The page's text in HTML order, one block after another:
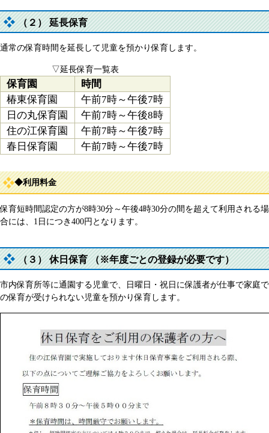
（２） 延長保育
通常の保育時間を延長して児童を預かり保育します。
▽延長保育一覧表
保育園
時間
椿東保育園
午前7時～午後7時
日の丸保育園
午前7時～午後8時
住の江保育園
午前7時～午後7時
春日保育園
午前7時～午後7時
◆利用料金
保育短時間認定の方が8時30分～午後4時30分の間を超えて利用される場
合には、1日につき400円となります。
（３） 休日保育 （※年度ごとの登録が必要です）
市内保育所等に通園する児童で、日曜日・祝日に保護者が仕事で家庭で
の保育が受けられない児童を預かり保育します。